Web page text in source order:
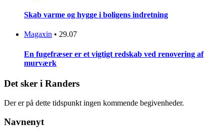
Skab varme og hygge i boligens indretning
Magaxin • 29.07
En fugefræser er et vigtigt redskab ved renovering af
murværk
Det sker i Randers
Der er på dette tidspunkt ingen kommende begivenheder.
Navnenyt